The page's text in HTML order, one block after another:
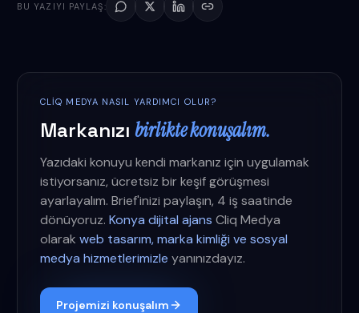
BU YAZIYI PAYLAŞ:
CLIQ MEDYA NASIL YARDIMCI OLUR?
Markanızı birlikte konuşalım.
Yazıdaki konuyu kendi markanız için uygulamak
istiyorsanız, ücretsiz bir keşif görüşmesi
ayarlayalım. Brief'inizi paylaşın, 4 iş saatinde
dönüyoruz. Konya dijital ajans Cliq Medya
olarak web tasarım, marka kimliği ve sosyal
medya hizmetlerimizle yanınızdayız.
Projemizi konuşalım